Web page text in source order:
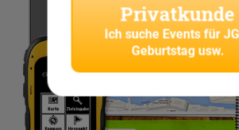
Privatkunde
Ich suche Events für
Geburtstag usw.